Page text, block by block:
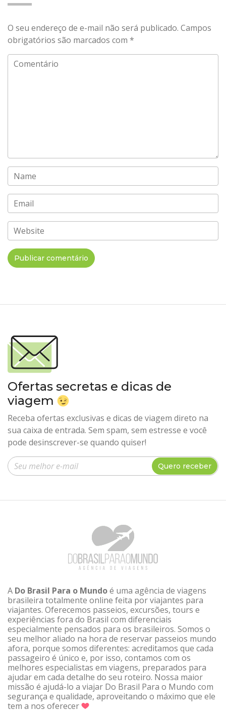
O seu endereço de e-mail não será publicado. Campos
obrigatórios são marcados com *
Comentário
Name
Email
Website
Ofertas secretas e dicas de
viagem
Receba ofertas exclusivas e dicas de viagem direto na
sua caixa de entrada. Sem spam, sem estresse e você
pode desinscrever-se quando quiser!
Insira seu e-mail
Quero receber
A Do Brasil Para o Mundoé uma agência de viagens
brasileira totalmente online feita por viajantes para
viajantes. Oferecemos passeios, excursões, tours e
experiências fora do Brasil com diferenciais
especialmente pensados para os brasileiros. Somos o
seu melhor aliado na hora de reservar passeios mundo
afora, porque somos diferentes: acreditamos que cada
passageiro é único e, por isso, contamos com os
melhores especialistas em viagens, preparados para
ajudar em cada detalhe do seu roteiro. Nossa maior
missão é ajudá-lo a viajar Do Brasil Para o Mundo com
segurança e qualidade, aproveitando o máximo que ele
tem a nos oferecer